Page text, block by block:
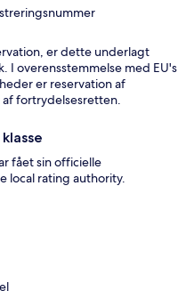
er dette underlagt
I overensstemmelse med EU's
er reservation af
fortrydelsesretten.
fået sin officielle
local rating authority.